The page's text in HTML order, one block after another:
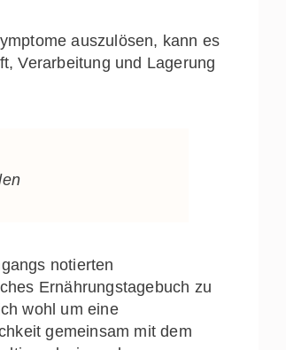
auszulösen, kann es
Verarbeitung und Lagerung
notierten
Ernährungstagebuch zu
wohl um eine
gemeinsam mit dem